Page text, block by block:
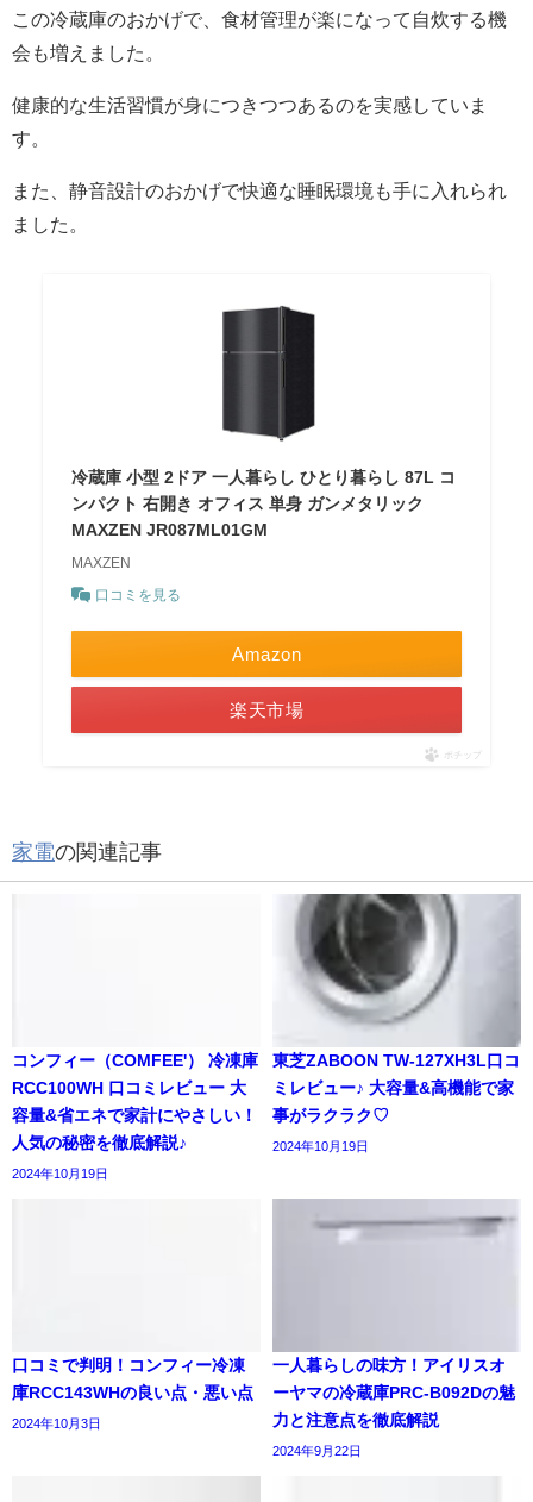
この冷蔵庫のおかげで、食材管理が楽になって自炊する機
会も増えました。
健康的な生活習慣が身につきつつあるのを実感していま
す。
また、静音設計のおかげで快適な睡眠環境も手に入れられ
ました。
冷蔵庫 小型 2ドア 一人暮らし ひとり暮らし 87L コ
ンパクト 右開き オフィス 単身 ガンメタリック
MAXZEN JR087ML01GM
MAXZEN
口コミを見る
Amazon
楽天市場
ポチップ
家電の関連記事
コンフィー（COMFEE'） 冷凍庫
RCC100WH 口コミレビュー 大
容量&省エネで家計にやさしい！
人気の秘密を徹底解説♪
2024年10月19日
東芝ZABOON TW-127XH3L口コ
ミレビュー♪ 大容量&高機能で家
事がラクラク♡
2024年10月19日
口コミで判明！コンフィー冷凍
庫RCC143WHの良い点・悪い点
2024年10月3日
一人暮らしの味方！アイリスオ
ーヤマの冷蔵庫PRC-B092Dの魅
力と注意点を徹底解説
2024年9月22日